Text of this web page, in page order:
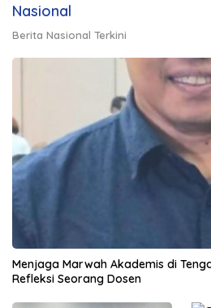
Nasional
Berita Nasional Terkini
Menjaga Marwah Akademis di
Refleksi Seorang Dosen